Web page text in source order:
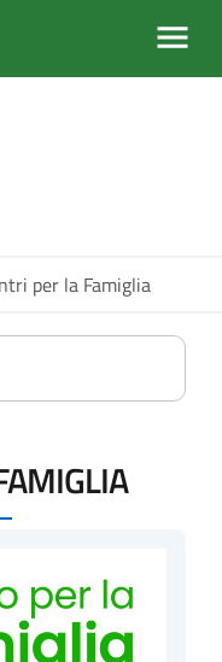
per la Famiglia